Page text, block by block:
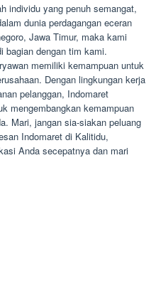
individu yang penuh semangat,
dunia perdagangan eceran
Jawa Timur, maka kami
bagian dengan tim kami.
memiliki kemampuan untuk
Dengan lingkungan kerja
pelanggan, Indomaret
mengembangkan kemampuan
Mari, jangan sia-siakan peluang
Indomaret di Kalitidu,
Anda secepatnya dan mari